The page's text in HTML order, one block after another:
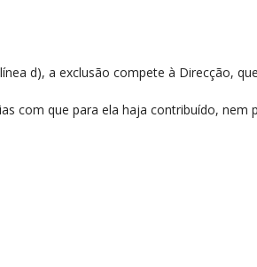
d), a exclusão compete à Direcção,
com que para ela haja contribuído, nem